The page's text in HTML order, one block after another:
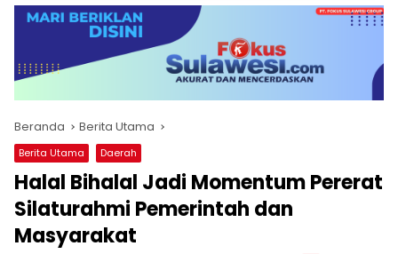
Beranda Berita Utama
Berita Utama Daerah
Halal Bihalal Jadi Momentum Pererat
Silaturahmi Pemerintah dan
Masyarakat